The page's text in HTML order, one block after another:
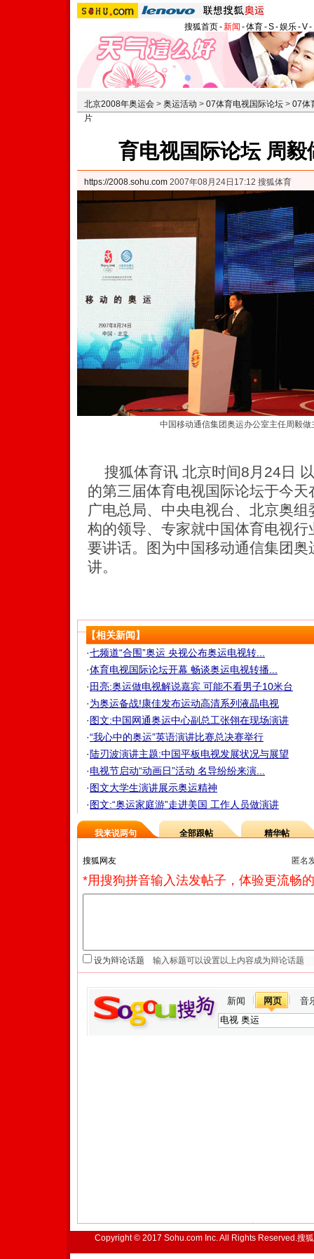
搜狐首页-新闻 -体育-S-娱乐-V-
北京2008年奥运会 > 奥运活动 > 07体育电视国际论坛 > 07体
片
育电视国际论坛 周
https://2008.sohu.com 2007年08月24日17:12 搜狐体育
中国移动通信集团奥运办公室主任周毅做
搜狐体育讯 北京时间8月24日 以
的第三届体育电视国际论坛于今
广电总局、中央电视台、北京奥
构的领导、专家就中国体育电视
要讲话。图为中国移动通信集团
讲。
【相关新闻】
·七频道“合围”奥运 央视公布奥运电视转...
·体育电视国际论坛开幕 畅谈奥运电视转播...
· 田亮:奥运做电视解说嘉宾 可能不看男子10米台
·为奥运备战!康佳发布运动高清系列液晶电视
·图文:中国网通奥运中心副总工张翎在现场演讲
·“我心中的奥运”英语演讲比赛总决赛举行
· 陆刃波演讲主题:中国平板电视发展状况与展望
·电视节启动“动画日”活动 名导纷纷来演...
·图文大学生演讲展示奥运精神
·图文:“奥运家庭游”走进美国 工作人员做演讲
我来说两句 全部跟帖 精华帖
匿名
*用搜狗拼音输入法发帖子，体验更流畅
设为辩论话题
新闻 网页 音
Copyright © 2017 Sohu.com Inc. All Rights Reserved.搜